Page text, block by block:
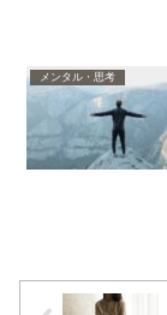
メンタル・思考